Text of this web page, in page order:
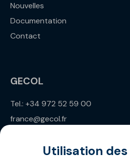
Nouvelles
Documentation
Contact
GECOL
Tel.: +34 972 52 59 00
france@gecol.fr
Utilisation